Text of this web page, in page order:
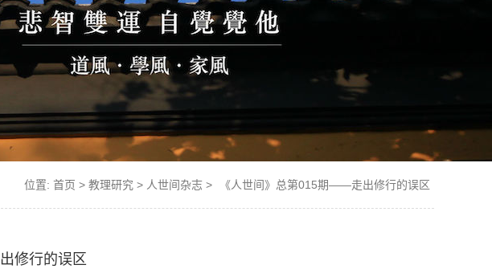
位置: 首页 > 教理研究 > 人世间杂志 > 《人世间》总第015期——走出修行的误区
修行的误区